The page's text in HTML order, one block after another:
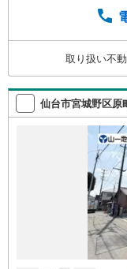
購入時に気
備！お子様
間:10:00～
り）現地の
合わせくだ
取り扱い不
仙台市宮城野区原